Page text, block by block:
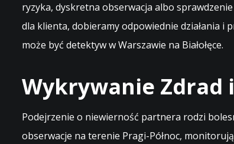
ryzyka, dyskretna obserwacja albo
dla klienta, dobieramy odpowiednie działania i
może być detektyw w Warszawie na Białołęce.
Wykrywanie Zdrad
Podejrzenie o niewierność partnera rodzi
obserwacje na terenie Pragi-Północ,